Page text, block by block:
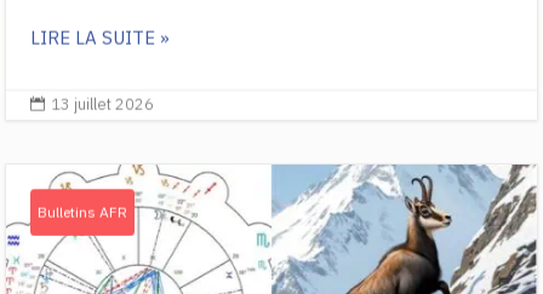
LIRE LA SUITE »
 13 juillet 2026
Bulletins AFR